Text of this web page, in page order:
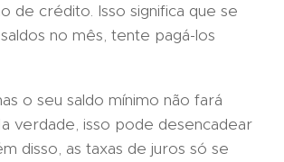
de crédito. Isso significa que se
no mês, tente pagá-los
o seu saldo mínimo não fará
verdade, isso pode desencadear
disso, as taxas de juros só se